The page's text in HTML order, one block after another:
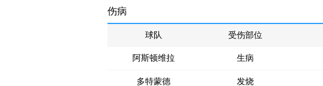
伤病
球队 受伤部位
阿斯顿维拉 生病
多特蒙德 发烧